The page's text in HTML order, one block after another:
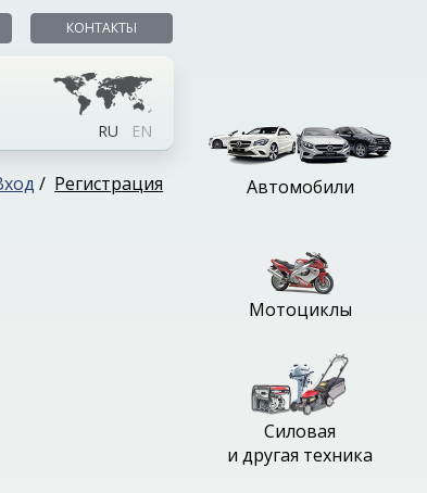
КОНТАКТЫ
RU EN
/ Регистрация Автомобили
Мотоциклы
Силовая
и другая техника